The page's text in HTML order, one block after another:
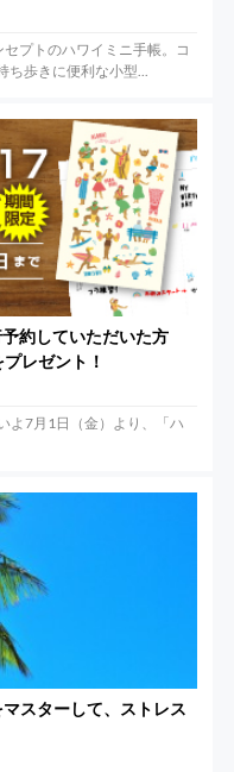
プトのハワイミニ手帳。コ
ち歩きに便利な小型...
約していただいた方
レゼント！
よ7月1日（金）より、「ハ
スターして、ストレス